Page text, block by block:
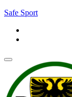
Safe Sport
Navigationsmenü